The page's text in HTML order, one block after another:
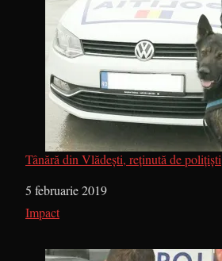
Tânără din Vlădești, reținută de polițiști
Dată
5 februarie 2019
În legătură cu
Impact